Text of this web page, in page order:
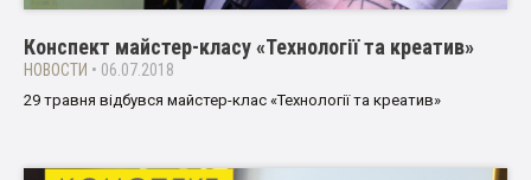
Конспект майстер-класу «Технології та креатив»
НОВОСТИ • 06.07.2018
29 травня відбувся майстер-клас «Технології та креатив»